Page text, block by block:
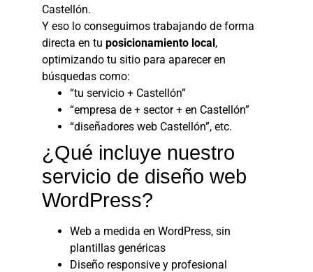
Castellón.
Y eso lo conseguimos trabajando de forma
directa en tu posicionamiento local,
optimizando tu sitio para aparecer en
búsquedas como:
“tu servicio + Castellón”
“empresa de + sector + en Castellón”
“diseñadores web Castellón”, etc.
¿Qué incluye nuestro
servicio de diseño web
WordPress?
Web a medida en WordPress, sin
plantillas genéricas
Diseño responsive y profesional